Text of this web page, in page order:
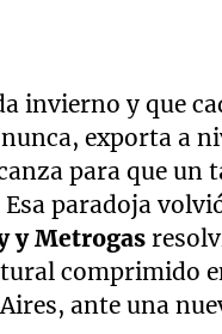
invierno y que
exporta a
para que un
. Esa paradoja
y Metrogas
comprimido
ante una